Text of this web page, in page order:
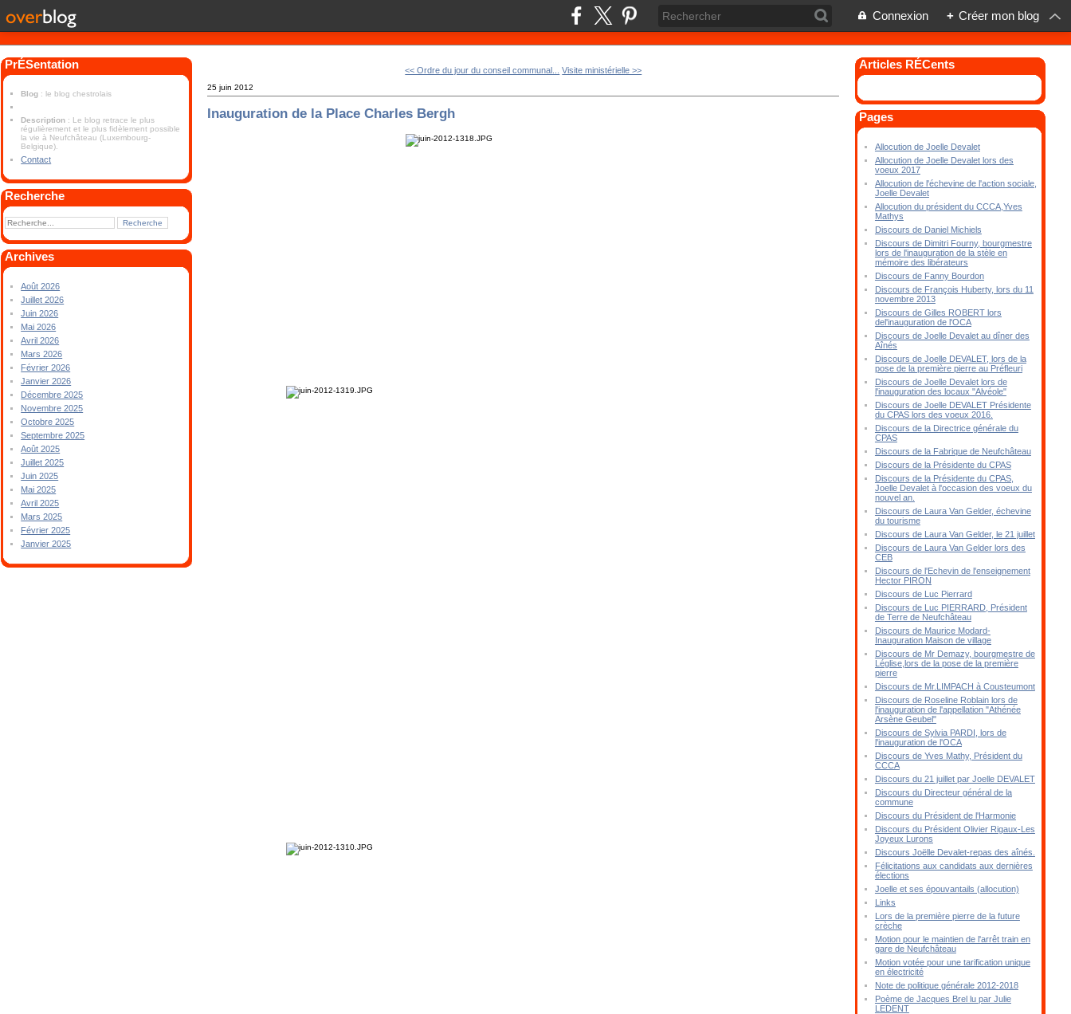
Connexion + Créer mon blog
PrÉSentation
Blog : le blog chestrolais
Description : Le blog retrace le plus
régulièrement et le plus fidèlement possible
la vie à Neufchâteau (Luxembourg-
Belgique).
Contact
Recherche
Archives
Août 2026
Juillet 2026
Juin 2026
Mai 2026
Avril 2026
Mars 2026
Février 2026
Janvier 2026
Décembre 2025
Novembre 2025
Octobre 2025
Septembre 2025
Août 2025
Juillet 2025
Juin 2025
Mai 2025
Avril 2025
Mars 2025
Février 2025
Janvier 2025
<< Ordre du jour du conseil communal... Visite ministérielle >>
25 juin 2012
Inauguration de la Place Charles Bergh
Articles RÉCents
Pages
Allocution de Joelle Devalet
Allocution de Joelle Devalet lors des
voeux 2017
Allocution de l'échevine de l'action sociale,
Joelle Devalet
Allocution du président du CCCA,Yves
Mathys
Discours de Daniel Michiels
Discours de Dimitri Fourny, bourgmestre
lors de l'inauguration de la stèle en
mémoire des libérateurs
Discours de Fanny Bourdon
Discours de François Huberty, lors du 11
novembre 2013
Discours de Gilles ROBERT lors
del'inauguration de l'OCA
Discours de Joelle Devalet au dîner des
Aînés
Discours de Joelle DEVALET, lors de la
pose de la première pierre au Préfleuri
Discours de Joelle Devalet lors de
l'inauguration des locaux "Alvéole"
Discours de Joelle DEVALET Présidente
du CPAS lors des voeux 2016.
Discours de la Directrice générale du
CPAS
Discours de la Fabrique de Neufchâteau
Discours de la Présidente du CPAS
Discours de la Présidente du CPAS,
Joelle Devalet à l'occasion des voeux du
nouvel an.
Discours de Laura Van Gelder, échevine
du tourisme
Discours de Laura Van Gelder, le 21 juillet
Discours de Laura Van Gelder lors des
CEB
Discours de l'Echevin de l'enseignement
Hector PIRON
Discours de Luc Pierrard
Discours de Luc PIERRARD, Président
de Terre de Neufchâteau
Discours de Maurice Modard-
Inauguration Maison de village
Discours de Mr Demazy, bourgmestre de
Léglise,lors de la pose de la première
pierre
Discours de Mr.LIMPACH à Cousteumont
Discours de Roseline Roblain lors de
l'inauguration de l'appellation "Athénée
Arsène Geubel"
Discours de Sylvia PARDI, lors de
l'inauguration de l'OCA
Discours de Yves Mathy, Président du
CCCA
Discours du 21 juillet par Joelle DEVALET
Discours du Directeur général de la
commune
Discours du Président de l'Harmonie
Discours du Président Olivier Rigaux-Les
Joyeux Lurons
Discours Joëlle Devalet-repas des aînés.
Félicitations aux candidats aux dernières
élections
Joelle et ses épouvantails (allocution)
Links
Lors de la première pierre de la future
crèche
Motion pour le maintien de l'arrêt train en
gare de Neufchâteau
Motion votée pour une tarification unique
en électricité
Note de politique générale 2012-2018
Poème de Jacques Brel lu par Julie
LEDENT